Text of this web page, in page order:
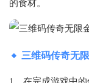
的食材。
三维码传奇无
1、在完成游戏中